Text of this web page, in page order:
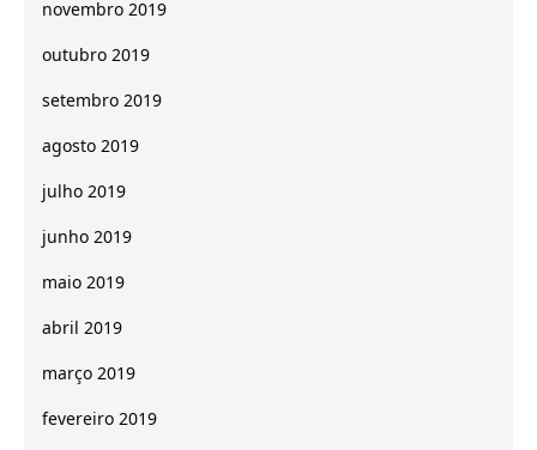
novembro 2019
outubro 2019
setembro 2019
agosto 2019
julho 2019
junho 2019
maio 2019
abril 2019
março 2019
fevereiro 2019